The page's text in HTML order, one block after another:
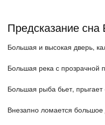
Предсказание
Большая и высокая дверь,
Большая река с прозрачной
Большая рыба бьет,
Внезапно ломается